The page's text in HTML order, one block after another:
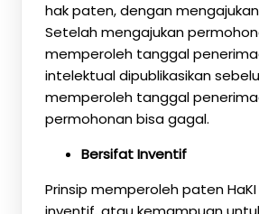
hak paten, dengan
Setelah mengajukan
memperoleh tanggal
intelektual dipublikasikan
memperoleh tanggal
permohonan bisa gagal.
Bersifat Inventif
Prinsip memperoleh paten